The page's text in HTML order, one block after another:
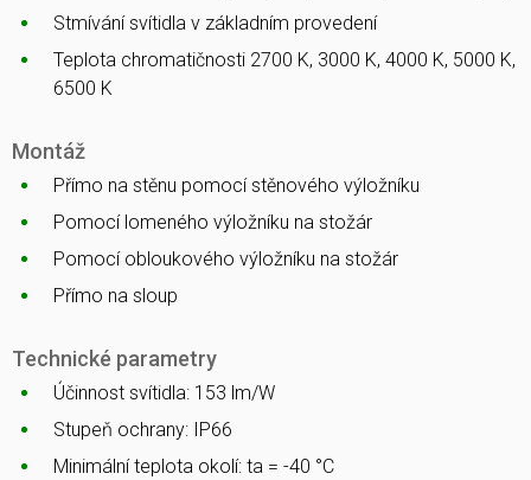
Stmívání svítidla v základním provedení
Teplota chromatičnosti 2700 K, 3000 K, 4000 K, 5000 K,
6500 K
Montáž
Přímo na stěnu pomocí stěnového výložníku
Pomocí lomeného výložníku na stožár
Pomocí obloukového výložníku na stožár
Přímo na sloup
Technické parametry
Účinnost svítidla: 153 lm/W
Stupeň ochrany: IP66
Minimální teplota okolí: ta = -40 °C